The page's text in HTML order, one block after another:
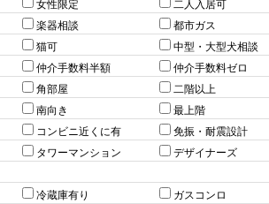
女性限定 二人入居可
楽器相談 都市ガス
猫可 中型・大型犬相談
仲介手数料半額 仲介手数料ゼロ
角部屋 二階以上
南向き 最上階
コンビニ近くに有 免振・耐震設計
タワーマンション デザイナーズ
冷蔵庫有り ガスコンロ